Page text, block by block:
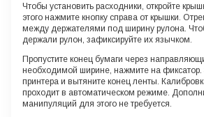
Чтобы установить расходники, откройте
этого нажмите кнопку справа от крышки.
между держателями под ширину рулона.
держали рулон, зафиксируйте их язычком.
Пропустите конец бумаги через
необходимой ширине, нажмите на фиксатор.
принтера и вытяните конец ленты.
проходит в автоматическом режиме.
манипуляций для этого не требуется.